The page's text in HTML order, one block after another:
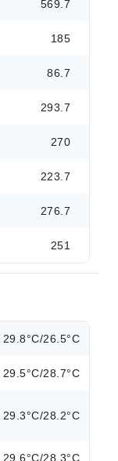
569.7
185
86.7
293.7
270
223.7
276.7
251
29.8°C/26.5°C
29.5°C/28.7°C
29.3°C/28.2°C
29.6°C/28.3°C